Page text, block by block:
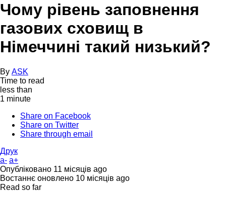
Чому рівень заповнення
газових сховищ в
Німеччині такий низький?
By ASK
Time to read
less than
1 minute
Share on Facebook
Share on Twitter
Share through email
Друк
a- a+
Опубліковано 11 місяців ago
Востаннє оновлено 10 місяців ago
Read so far